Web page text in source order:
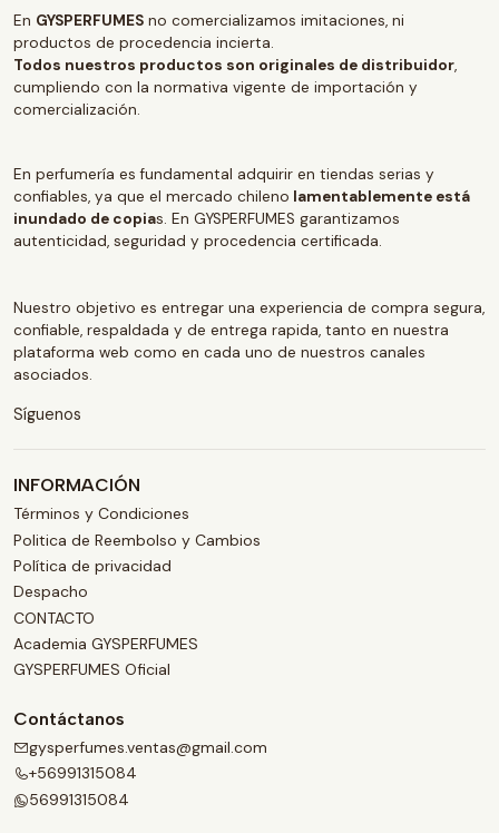
En GYSPERFUMES no comercializamos imitaciones, ni
productos de procedencia incierta.
Todos nuestros productos son originales de distribuidor,
cumpliendo con la normativa vigente de importación y
comercialización.
En perfumería es fundamental adquirir en tiendas serias y
confiables, ya que el mercado chileno lamentablemente está
inundado de copias. En GYSPERFUMES garantizamos
autenticidad, seguridad y procedencia certificada.
Nuestro objetivo es entregar una experiencia de compra segura,
confiable, respaldada y de entrega rapida, tanto en nuestra
plataforma web como en cada uno de nuestros canales
asociados.
Síguenos
INFORMACIÓN
Términos y Condiciones
Politica de Reembolso y Cambios
Política de privacidad
Despacho
CONTACTO
Academia GYSPERFUMES
GYSPERFUMES Oficial
Contáctanos
gysperfumes.ventas@gmail.com
+56991315084
56991315084